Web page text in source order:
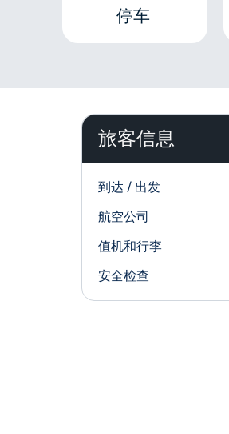
停车
旅客信息
到达 / 出发
航空公司
值机和行李
安全检查